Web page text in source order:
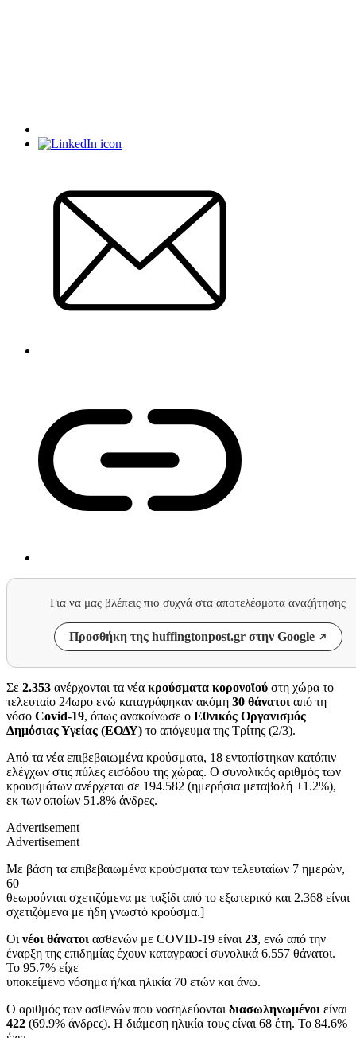
Για να μας βλέπεις πιο συχνά στα αποτελέσματα αναζήτησης
Προσθήκη της huffingtonpost.gr στην Google
Σε 2.353 ανέρχονται τα νέα κρούσματα κορονοϊού στη χώρα το
τελευταίο 24ωρο ενώ καταγράφηκαν ακόμη 30 θάνατοι από τη
νόσο Covid-19, όπως ανακοίνωσε ο Εθνικός Οργανισμός
Δημόσιας Υγείας (ΕΟΔΥ) το απόγευμα της Τρίτης (2/3).
Από τα νέα επιβεβαιωμένα κρούσματα, 18 εντοπίστηκαν κατόπιν
ελέγχων στις πύλες εισόδου της χώρας. Ο συνολικός αριθμός των
κρουσμάτων ανέρχεται σε 194.582 (ημερήσια μεταβολή +1.2%),
εκ των οποίων 51.8% άνδρες.
Advertisement
Advertisement
Με βάση τα επιβεβαιωμένα κρούσματα των τελευταίων 7 ημερών,
60
θεωρούνται σχετιζόμενα με ταξίδι από το εξωτερικό και 2.368 είναι
σχετιζόμενα με ήδη γνωστό κρούσμα.]
Οι νέοι θάνατοι ασθενών με COVID-19 είναι 23, ενώ από την
έναρξη της επιδημίας έχουν καταγραφεί συνολικά 6.557 θάνατοι.
Το 95.7% είχε
υποκείμενο νόσημα ή/και ηλικία 70 ετών και άνω.
Ο αριθμός των ασθενών που νοσηλεύονται διασωληνωμένοι είναι
422 (69.9% άνδρες). Η διάμεση ηλικία τους είναι 68 έτη. To 84.6%